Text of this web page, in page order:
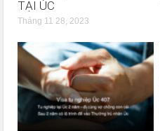
TẠI ÚC
Tháng 11 28, 2023